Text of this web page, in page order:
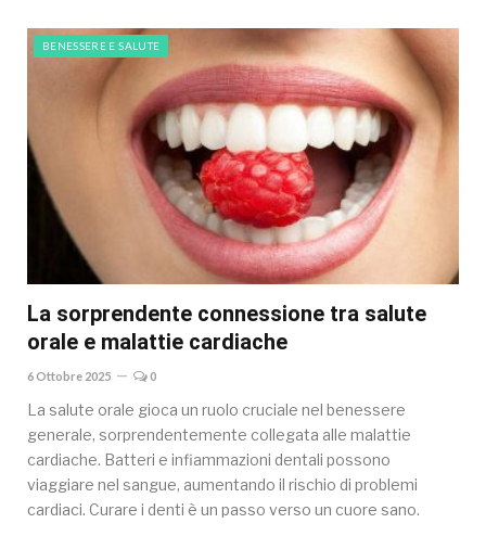
BENESSERE E SALUTE
La sorprendente connessione tra salute
orale e malattie cardiache
6 Ottobre 2025 0
La salute orale gioca un ruolo cruciale nel benessere
generale, sorprendentemente collegata alle malattie
cardiache. Batteri e infiammazioni dentali possono
viaggiare nel sangue, aumentando il rischio di problemi
cardiaci. Curare i denti è un passo verso un cuore sano.